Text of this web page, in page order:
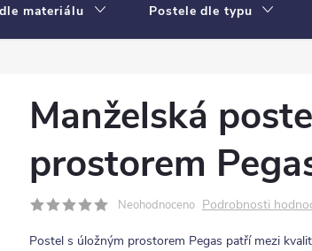
materiálu Postele dle typu
Manželská
prostorem
Neohodnoceno Podrobnosti
Postel s úložným prostorem Pegas patří mezi